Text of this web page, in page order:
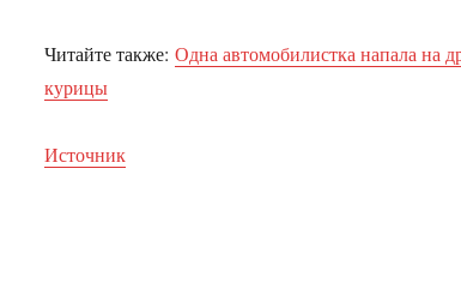
Читайте также: Одна автомобилистка напала на
курицы
Источник